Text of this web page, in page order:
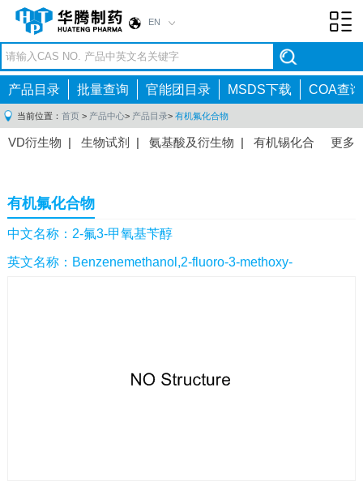
EN
产品目录 批量查询 官能团目录 MSDS下载 COA查询
当前位置： 首页 > 产品中心> 产品目录> 有机氟化合物
更多
VD衍生物 | 生物试剂 | 氨基酸及衍生物 | 有机锡化合
间体|抗高血压药物中间体
感染药物中间体|
体 |抗精神病药物中间体 |抗炎药物中间体
药中间体|其他原料药中间体|
有机氟化合物
中文名称：2-氟3-甲氧基苄醇
英文名称：Benzenemethanol,2-fluoro-3-methoxy-